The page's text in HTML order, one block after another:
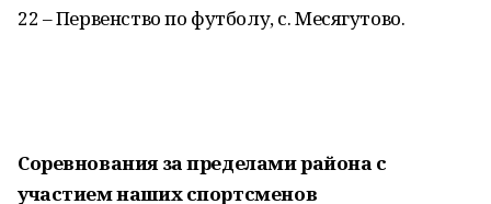
22 – Первенство по футболу, с. Месягутово.
Соревнования за пределами района с
участием наших спортсменов